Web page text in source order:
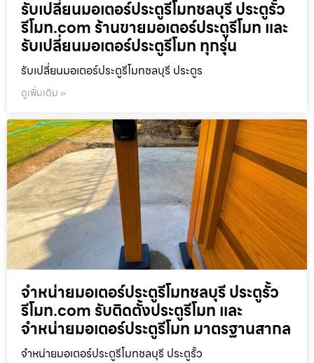
รับเปลี่ยนมอเตอร์ประตูรีโมทชลบุรี ประตูรั้ว
รีโมท.com ร้านขายมอเตอร์ประตูรีโมท และ
รับเปลี่ยนมอเตอร์ประตูรีโมท ทุกรุ่น
รับเปลี่ยนมอเตอร์ประตูรีโมทชลบุรี ประตูร
ดูเพิ่มเติม »
จำหน่ายมอเตอร์ประตูรีโมทชลบุรี ประตูรั้ว
รีโมท.com รับติดตั้งประตูรีโมท และ
จำหน่ายมอเตอร์ประตูรีโมท มาตรฐานสากล
จำหน่ายมอเตอร์ประตูรีโมทชลบุรี ประตูรั้ว